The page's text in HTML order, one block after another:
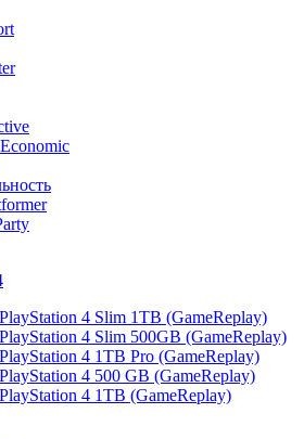
4 Slim 1TB (GameReplay)
4 Slim 500GB (GameReplay)
4 1TB Pro (GameReplay)
4 500 GB (GameReplay)
4 1TB (GameReplay)